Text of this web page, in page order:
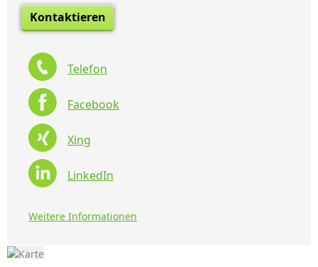
Kontaktieren
Telefon
Facebook
Xing
LinkedIn
Weitere Informationen